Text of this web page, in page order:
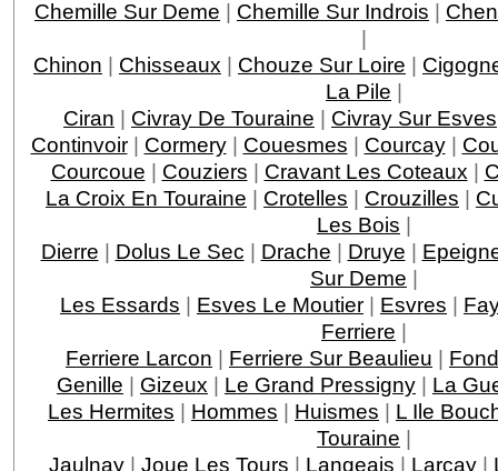
Chemille Sur Deme | Chemille Sur Indrois |
|
Chinon | Chisseaux | Chouze Sur Loire |
La Pile |
Ciran | Civray De Touraine | Civray Sur Esves
Continvoir| Cormery| Couesmes | Courcay|
Courcoue | Couziers | Cravant Les Coteaux |
La Croix En Touraine | Crotelles | Crouzilles |
Les Bois |
Dierre | Dolus Le Sec | Drache | Druye |
Sur Deme |
Les Essards | Esves Le Moutier | Esvres |
Ferriere |
Ferriere Larcon | Ferriere Sur Beaulieu |
Genille | Gizeux | Le Grand Pressigny | La
Les Hermites | Hommes | Huismes | L Ile
Touraine |
Jaulnay| Joue Les Tours | Langeais | Larcay|